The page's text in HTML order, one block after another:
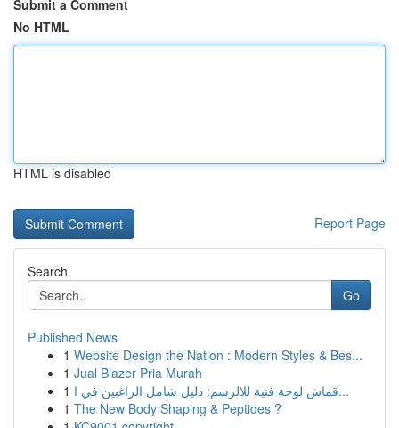
Submit a Comment
No HTML
HTML is disabled
Report Page
Search
Go
Published News
1 Website Design the Nation : Modern Styles & Bes...
1 Jual Blazer Pria Murah
1
قماش لوحة فنية للالرسم: دليل شامل الراغبين في ا...
1 The New Body Shaping & Peptides ?